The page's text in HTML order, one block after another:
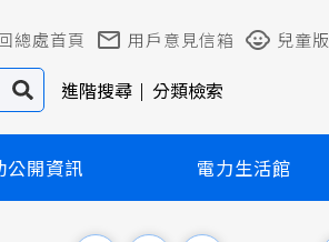
總處首頁 用戶意見信箱 兒童版
進階搜尋 分類檢索
公開資訊 電力生活館